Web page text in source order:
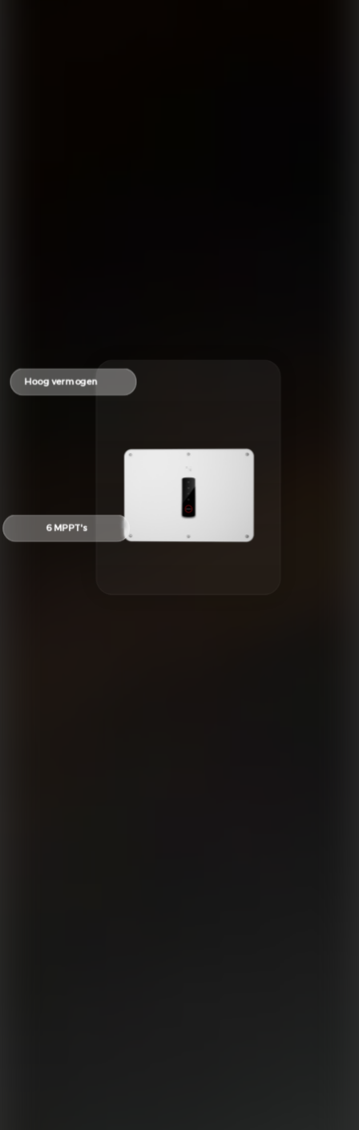
Hoog vermogen
6 MPPT's